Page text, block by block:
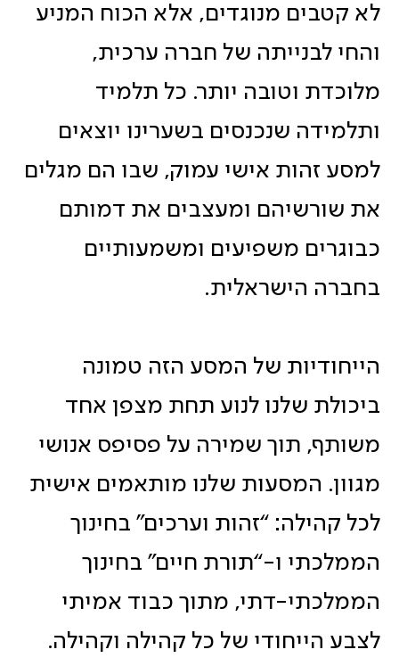
לא קטבים מנוגדים, אלא הכוח המניע
והחי לבנייתה של חברה ערכית,
מלוכדת וטובה יותר. כל תלמיד
ותלמידה שנכנסים בשערינו יוצאים
למסע זהות אישי עמוק, שבו הם מגלים
את שורשיהם ומעצבים את דמותם
כבוגרים משפיעים ומשמעותיים
בחברה הישראלית.
הייחודיות של המסע הזה טמונה
ביכולת שלנו לנוע תחת מצפן אחד
משותף, תוך שמירה על פסיפס אנושי
מגוון. המסעות שלנו מותאמים אישית
לכל קהילה: “זהות וערכים” בחינוך
הממלכתי ו-“תורת חיים” בחינוך
הממלכתי-דתי, מתוך כבוד אמיתי
לצבע הייחודי של כל קהילה וקהילה.